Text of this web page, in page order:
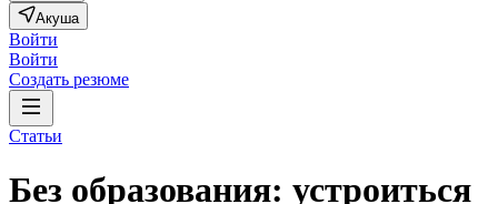
Акуша
Войти
Войти
Создать резюме
Статьи
Без образования: устроиться